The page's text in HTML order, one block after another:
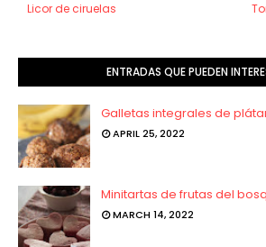
Licor de ciruelas
ENTRADAS QUE PUEDEN
Galletas integrales de
APRIL 25, 2022
Minitartas de frutas del
MARCH 14, 2022